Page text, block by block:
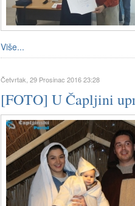
Više...
Četvrtak, 29 Prosinac 2016 23:28
[FOTO] U Čapljini